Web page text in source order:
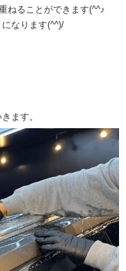
ねることができます(^^♪
なります(^^)/
ます。